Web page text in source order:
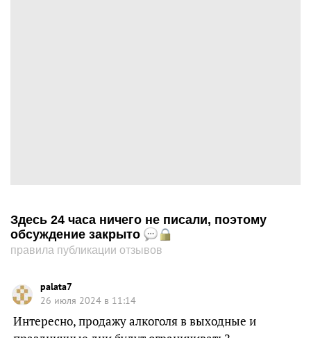
Здесь 24 часа ничего не писали, поэтому
обсуждение закрыто
правила публикации отзывов
palata7
26 июля 2024 в 11:14
Интересно, продажу алкоголя в выходные и